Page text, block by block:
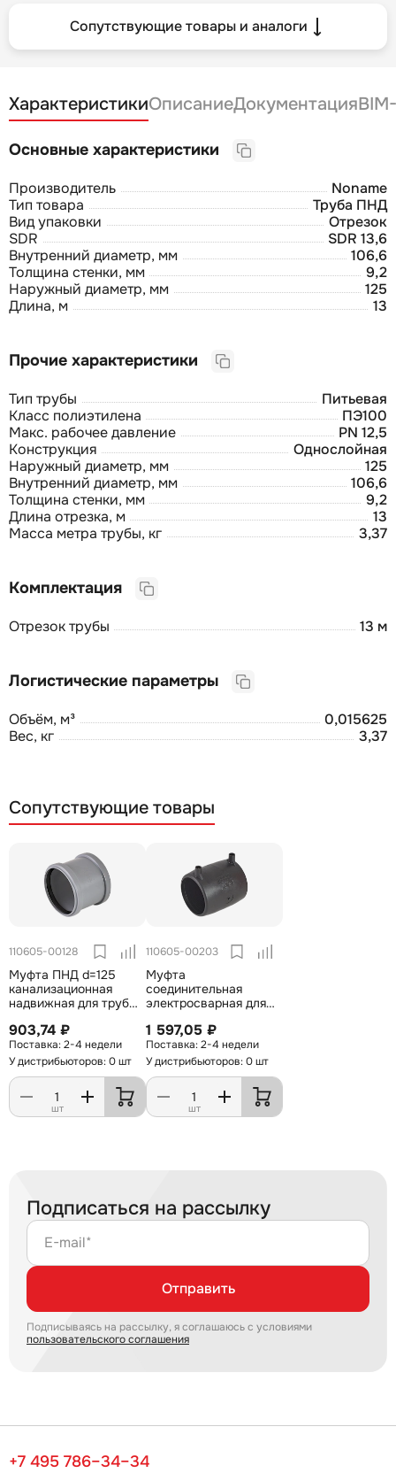
Сопутствующие товары и аналоги
ХарактеристикиОписаниеДокументация
Основные характеристики
Производитель
Noname
Тип товара
Труба ПНД
Вид упаковки
Отрезок
SDR
SDR 13,6
Внутренний диаметр, мм
106,6
Толщина стенки, мм
9,2
Наружный диаметр, мм
125
Длина, м
13
Прочие характеристики
Тип трубы
Питьевая
Класс полиэтилена
ПЭ100
Макс. рабочее давление
PN 12,5
Конструкция
Однослойная
Наружный диаметр, мм
125
Внутренний диаметр, мм
106,6
Толщина стенки, мм
9,2
Длина отрезка, м
13
Масса метра трубы, кг
3,37
Комплектация
Отрезок трубы 13 м
Логистические параметры
Объём, м³
0,015625
Вес, кг
3,37
Сопутствующие товары
110605-00128
Муфта ПНД d=125
канализационная
надвижная для труб
903,74 ₽
2-4 недели
У дистрибьюторов: 0 шт
шт
110605-00203
Муфта
соединительная
электросварная для
1 597,05 ₽
2-4 недели
У дистрибьюторов: 0 шт
шт
Подписаться на рассылку
E-mail*
Отправить
Подписываясь на рассылку, я соглашаюсь с условиями
пользовательского соглашения
+7 495 786–34–34